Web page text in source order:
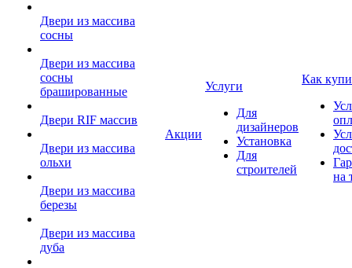
Двери из массива
сосны
Двери из массива
сосны
брашированные
Двери RIF массив
Двери из массива
ольхи
Двери из массива
березы
Двери из массива
дуба
Акции
Услуги
Для
дизайнеров
Установка
Для
строителей
Как
на